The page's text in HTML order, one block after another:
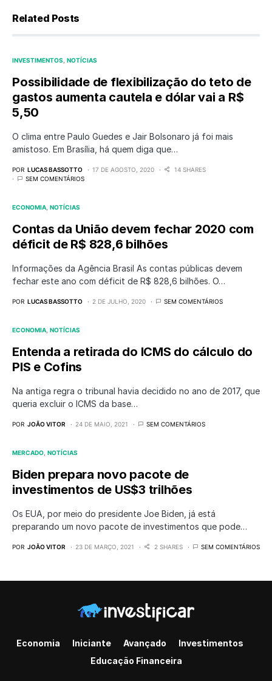
Related Posts
INVESTIMENTOS NOTÍCIAS
Possibilidade de flexibilização do teto de
gastos aumenta cautela e dólar vai a R$
5,50
O clima entre Paulo Guedes e Jair Bolsonaro já foi mais
amistoso. Em Brasília, há quem diga que…
POR LUCAS BASSOTTO 17 DE AGOSTO, 2020
14 SHARES
SEM COMENTÁRIOS
ECONOMIA NOTÍCIAS
Contas da União devem fechar 2020 com
déficit de R$ 828,6 bilhões
Informações da Agência Brasil As contas públicas devem
fechar este ano com déficit de R$ 828,6 bilhões. O…
POR LUCAS BASSOTTO 2 DE JULHO, 2020 SEM COMENTÁRIOS
ECONOMIA NOTÍCIAS
Entenda a retirada do ICMS do cálculo do
PIS e Cofins
Na antiga regra o tribunal havia decidido no ano de 2017, que
queria excluir o ICMS da base…
POR JOÃO VITOR 24 DE MAIO, 2021 SEM COMENTÁRIOS
MERCADO NOTÍCIAS
Biden prepara novo pacote de
investimentos de US$3 trilhões
Os EUA, por meio do presidente Joe Biden, já está
preparando um novo pacote de investimentos que pode…
POR JOÃO VITOR 23 DE MARÇO, 2021 2 SHARES SEM COMENTÁRIOS
Economia Iniciante Avançado
Investimentos
Educação Financeira